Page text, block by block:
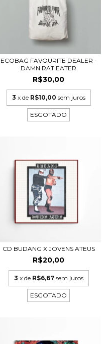
ECOBAG FAVOURITE DEALER -
DAMN RAT EATER
R$30,00
3 x de R$10,00 sem juros
ESGOTADO
CD BUDANG X JOVENS ATEUS
R$20,00
3 x de R$6,67 sem juros
ESGOTADO